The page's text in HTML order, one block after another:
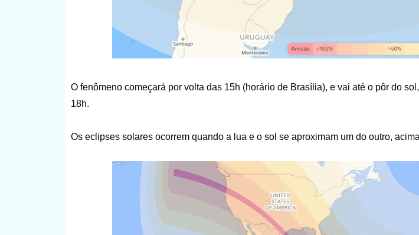
O fenômeno começará por volta das 15h (horário de Brasília), e vai até o pôr do
18h.
Os eclipses solares ocorrem quando a lua e o sol se aproximam um do outro,